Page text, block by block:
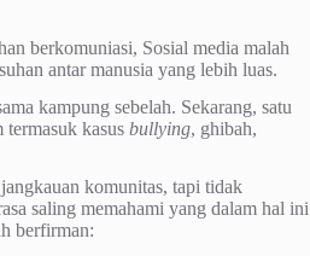
berkomuniasi, Sosial media malah
antar manusia yang lebih luas.
kampung sebelah. Sekarang, satu
termasuk kasus bullying, ghibah,
komunitas, tapi tidak
saling memahami yang dalam hal ini
berfirman: